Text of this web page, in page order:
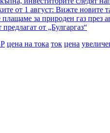
от 1 август: Вижте новите
за природен газ през
от „Булгаргаз“
цена на тока ток цена